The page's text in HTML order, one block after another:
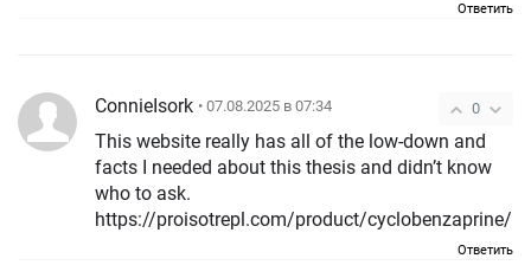
Ответить
0
ConnieIsork • 07.08.2025 в 07:34
This website really has all of the low-down and
facts I needed about this thesis and didn’t know
who to ask.
https://proisotrepl.com/product/cyclobenzaprine/
Ответить